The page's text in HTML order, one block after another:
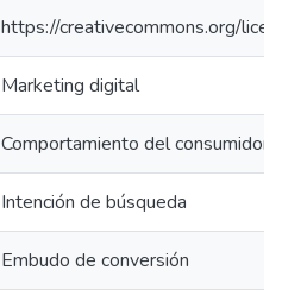
https://creativecommons.org/
Marketing digital
Comportamiento del consumidor
Intención de búsqueda
Embudo de conversión